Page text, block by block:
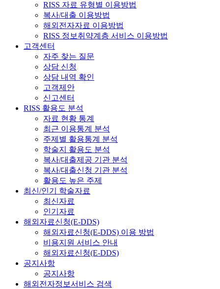
RISS 자료 유형별 이용방법
복사/대출 이용방법
해외전자자료 이용방법
RISS 정보취약계층 서비스 이용방법
고객센터
자주 찾는 질문
상담 신청
상담 내역 확인
고객제안
신고센터
RISS 활용도 분석
자료 현황 통계
최근 이용통계 분석
주제별 활용통계 분석
학술지 활용도 분석
복사/대출제공 기관 분석
복사/대출신청 기관 분석
활용도 높은 주제
최신/인기 학술자료
최신자료
인기자료
해외자료신청(E-DDS)
해외자료신청(E-DDS) 이용 방법
비용지원 서비스 안내
해외자료신청(E-DDS)
공지사항
공지사항
해외전자정보서비스 검색